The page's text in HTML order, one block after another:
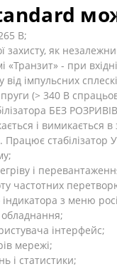
В;
захисту, як
«Транзит» - при
імпульсних
(> 340 В
БЕЗ
і вимикається
стабілізатор
і
частотних
індикатора з меню
обладнання;
інтерфейс;
мережі;
і статистики;